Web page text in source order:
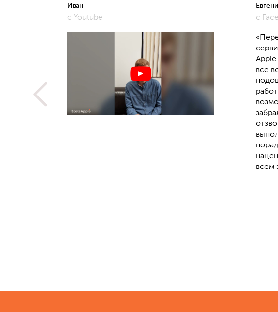
Иван
с Youtube с
Apple
все
всем